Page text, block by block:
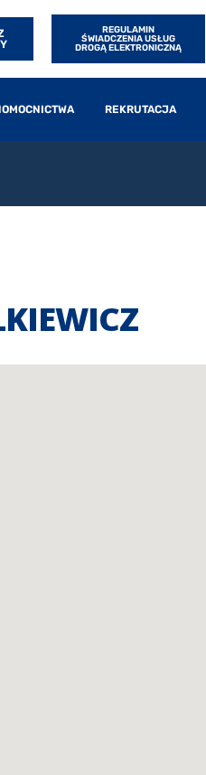
REGULAMIN
ŚWIADCZENIA USŁUG
DROGĄ ELEKTRONICZNĄ
REKRUTACJA